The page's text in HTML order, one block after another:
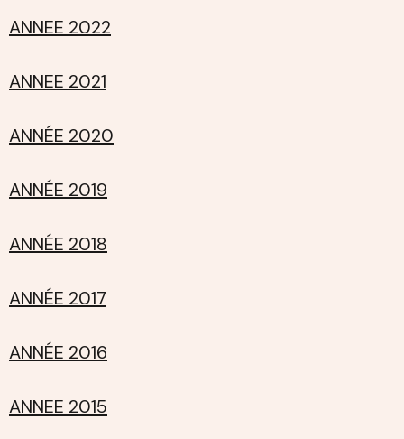
ANNEE 2022
ANNEE 2021
ANNÉE 2020
ANNÉE 2019
ANNÉE 2018
ANNÉE 2017
ANNÉE 2016
ANNEE 2015